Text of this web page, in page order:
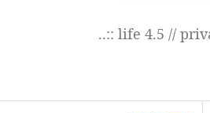
..:: life 4.5 //